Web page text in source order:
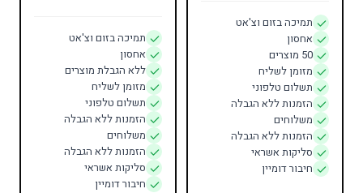
תמיכה בזום וצ'אט
אחסון
50 מוצרים
מזומן לשליח
תשלום טלפוני
הזמנות ללא הגבלה
משלוחים
הזמנות ללא הגבלה
סליקות אשראי
חיבור דומיין
תמיכה בזום וצ'אט
אחסון
ללא הגבלת מוצרים
מזומן לשליח
תשלום טלפוני
הזמנות ללא הגבלה
משלוחים
הזמנות ללא הגבלה
סליקות אשראי
חיבור דומיין